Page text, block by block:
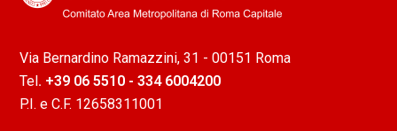
Via Bernardino Ramazzini, 31 - 00151 Roma
Tel. +39 06 5510 - 334 6004200
P.I. e C.F. 12658311001